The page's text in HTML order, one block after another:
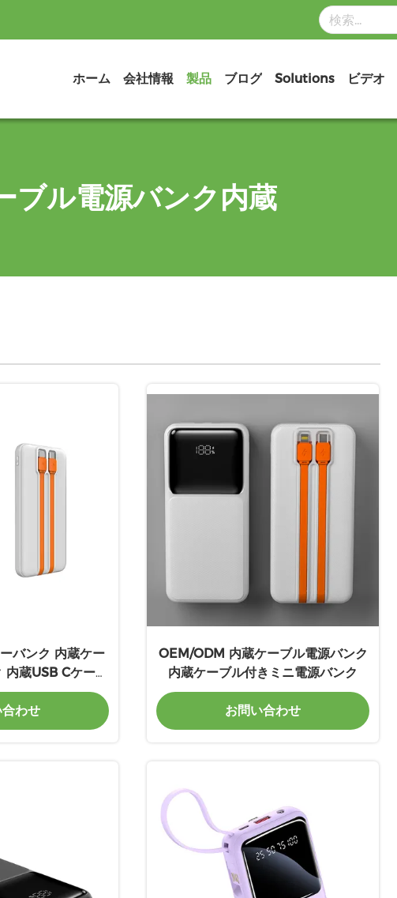
ホーム 会社情報 製品 ブログ Solutions ビデオ
ブル電源バンク内蔵
バンク 内蔵ケー
蔵USB Cケーブ
わせ
OEM/ODM 内蔵ケーブル電源バンク
内蔵ケーブル付きミニ電源バンク
お問い合わせ